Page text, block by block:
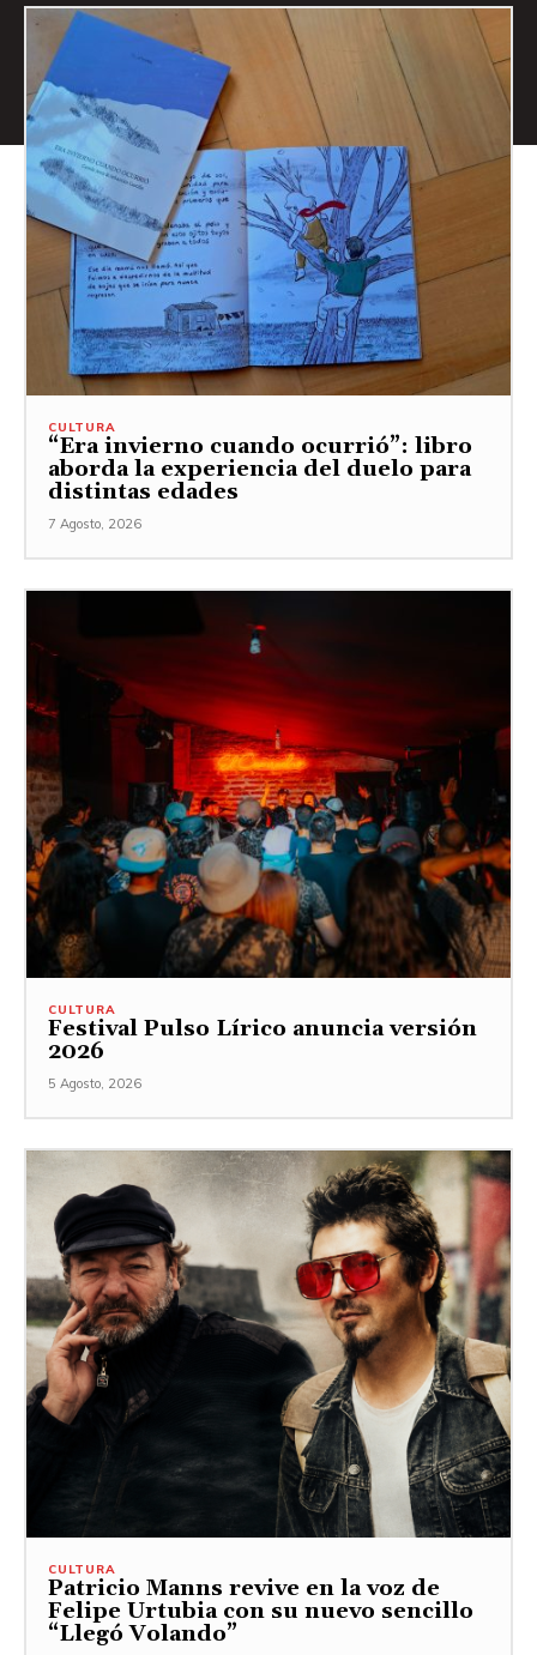
CULTURA
“Era invierno cuando ocurrió”: libro
aborda la experiencia del duelo para
distintas edades
7 Agosto, 2026
CULTURA
Festival Pulso Lírico anuncia versión
2026
5 Agosto, 2026
CULTURA
Patricio Manns revive en la voz de
Felipe Urtubia con su nuevo sencillo
“Llegó Volando”